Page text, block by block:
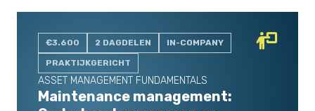
€3.600 2 DAGDELEN IN-COMPANY
PRAKTIJKGERICHT
ASSET MANAGEMENT FUNDAMENTALS
Maintenance management: